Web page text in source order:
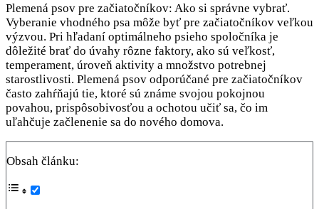
Plemená psov pre začiatočníkov: Ako si správne vybrať.
Vyberanie vhodného psa môže byť pre začiatočníkov veľkou
výzvou. Pri hľadaní optimálneho psieho spoločníka je
dôležité brať do úvahy rôzne faktory, ako sú veľkosť,
temperament, úroveň aktivity a množstvo potrebnej
starostlivosti. Plemená psov odporúčané pre začiatočníkov
často zahŕňajú tie, ktoré sú známe svojou pokojnou
povahou, prispôsobivosťou a ochotou učiť sa, čo im
uľahčuje začlenenie sa do nového domova.
Obsah článku: